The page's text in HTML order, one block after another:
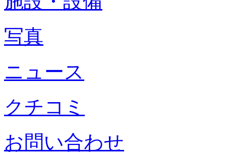
写真
ニュース
クチコミ
お問い合わせ